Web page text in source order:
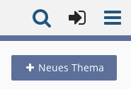
Neues Thema